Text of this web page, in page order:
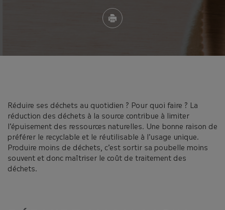
Réduire ses déchets au quotidien ? Pour quoi faire ? La
réduction des déchets à la source contribue à limiter
l’épuisement des ressources naturelles. Une bonne raison de
préférer le recyclable et le réutilisable à l’usage unique.
Produire moins de déchets, c’est sortir sa poubelle moins
souvent et donc maîtriser le coût de traitement des
déchets.